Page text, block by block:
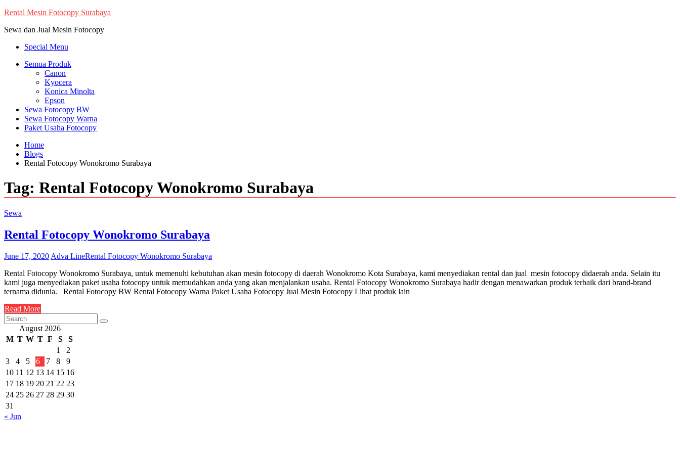
Skip
content
Rental Mesin Fotocopy Surabaya
Sewa dan Jual Mesin Fotocopy
Special Menu
Semua Produk
Canon
Kyocera
Konica Minolta
Epson
Sewa Fotocopy BW
Sewa Fotocopy Warna
Paket Usaha Fotocopy
Home
Blogs
Rental Fotocopy Wonokromo Surabaya
Tag: Rental Fotocopy Wonokromo Surabaya
Sewa
Rental Fotocopy Wonokromo Surabaya
June 17, 2020 Adva LineRental Fotocopy Wonokromo Surabaya
Rental Fotocopy Wonokromo Surabaya, untuk memenuhi kebutuhan akan mesin fotocopy di daerah Wonokromo Kota Surabaya, kami menyediakan rental dan jual mesin fotocopy didaerah anda. Selain itu
kami juga menyediakan paket usaha fotocopy untuk memudahkan anda yang akan menjalankan usaha. Rental Fotocopy Wonokromo Surabaya hadir dengan menawarkan produk terbaik dari brand-brand
ternama didunia. Rental Fotocopy BW Rental Fotocopy Warna Paket Usaha Fotocopy Jual Mesin Fotocopy Lihat produk lain
Read More
August 2026
M T W T F S
S
1
2
3
4 5 6 7 8
9
10 11 12 13 14 15 16
17 18 19 20 21 22 23
24 25 26 27 28 29 30
31
« Jun